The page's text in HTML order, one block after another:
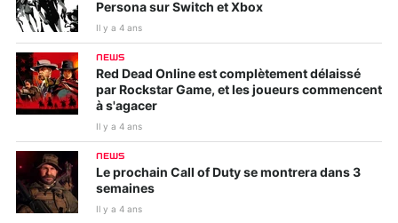
Persona sur Switch et Xbox
Il y a 4 ans
NEWS
Red Dead Online est complètement délaissé
par Rockstar Game, et les joueurs commencent
à s'agacer
Il y a 4 ans
NEWS
Le prochain Call of Duty se montrera dans 3
semaines
Il y a 4 ans